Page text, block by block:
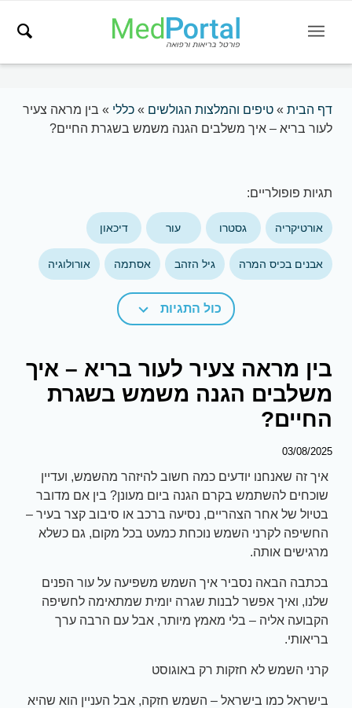
דף הבית» טיפים והמלצות הגולשים » כללי » בין מראה צעיר
לעור בריא – איך משלבים הגנה משמש בשגרת החיים?
תגיות פופולריים:
אורטיקריה גסטרו עור דיכאון
אבנים בכיס המרה גיל הזהב אסתמה אורולוגיה
כול התגיות
בין מראה צעיר לעור בריא – איך
משלבים הגנה משמש בשגרת
החיים?
03/08/2025
איך זה שאנחנו יודעים כמה חשוב להיזהר מהשמש, ועדיין
שוכחים להשתמש בקרם הגנה ביום מעונן? בין אם מדובר
בטיול של אחר הצהריים, נסיעה ברכב או סיבוב קצר בעיר –
החשיפה לקרני השמש נוכחת כמעט בכל מקום, גם כשלא
מרגישים אותה.
בכתבה הבאה נסביר איך השמש משפיעה על עור הפנים
שלנו, ואיך אפשר לבנות שגרה יומית שמתאימה לחשיפה
הקבועה אליה – בלי מאמץ מיותר, אבל עם הרבה ערך
בריאותי.
קרני השמש לא חזקות רק באוגוסט
בישראל כמו בישראל – השמש חזקה, אבל העניין הוא שהיא